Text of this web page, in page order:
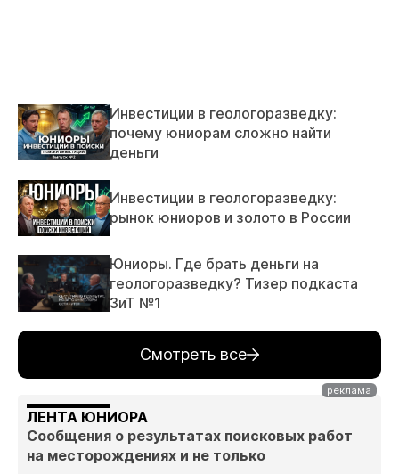
Инвестиции в геологоразведку:
почему юниорам сложно найти
деньги
Инвестиции в геологоразведку:
рынок юниоров и золото в России
Юниоры. Где брать деньги на
геологоразведку? Тизер подкаста
ЗиТ №1
Смотреть все
ЛЕНТА ЮНИОРА
Сообщения о результатах поисковых работ
на месторождениях и не только